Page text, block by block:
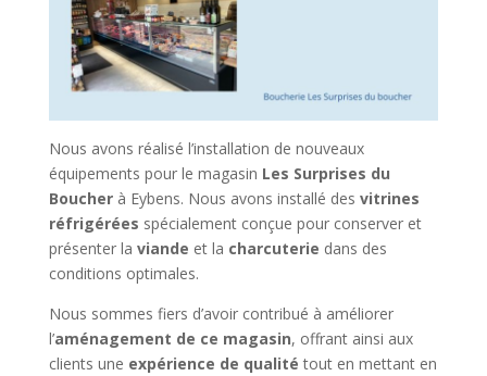
Nous avons réalisé l’installation de nouveaux
équipements pour le magasin Les Surprises du
Boucherà Eybens. Nous avons installé des vitrines
réfrigérées spécialement conçue pour conserver et
présenter la viande et la charcuterie dans des
conditions optimales.
Nous sommes fiers d’avoir contribué à améliorer
l’aménagement de ce magasin, offrant ainsi aux
clients une expérience de qualitétout en mettant en